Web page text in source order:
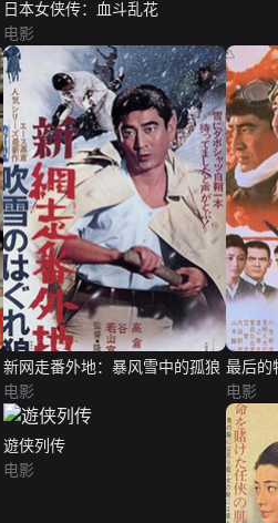
日本女侠传：血斗乱花
电影
新网走番外地：暴风雪中的孤狼
电影
最后的
电影
遊侠列传
电影